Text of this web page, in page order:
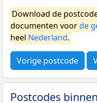
Download de
documenten voorde
heel Nederland.
Vorige postcode
Postcodes